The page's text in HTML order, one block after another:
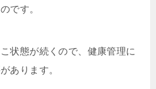
です。
状態が続くので、健康管理に
あります。